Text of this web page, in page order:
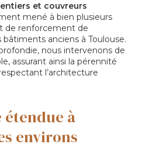
et couvreurs
mené à bien plusieurs
de renforcement de
anciens à Toulouse.
nous intervenons de
assurant ainsi la pérennité
l’architecture
étendue à
environs